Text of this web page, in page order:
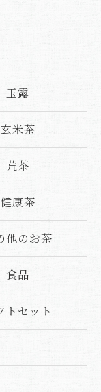
玉露
玄米茶
荒茶
健康茶
他のお茶
食品
トセット